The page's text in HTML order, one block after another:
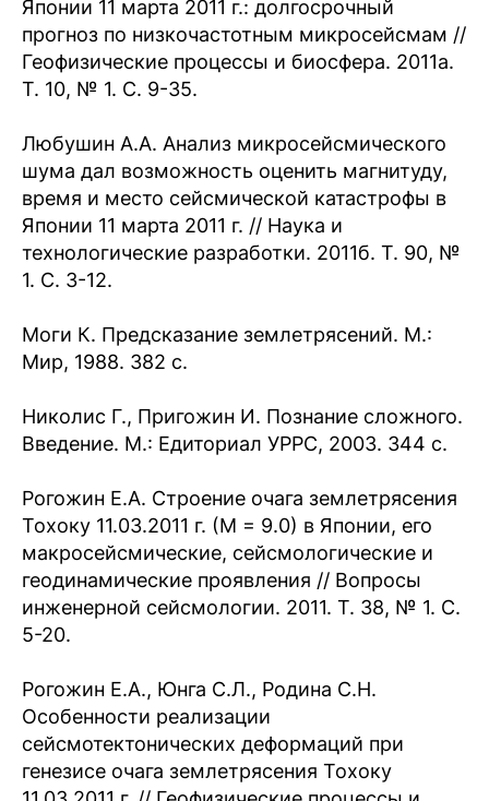
Японии 11 марта 2011 г.: долгосрочный
прогноз по низкочастотным микросейсмам //
Геофизические процессы и биосфера. 2011а.
Т. 10, № 1. С. 9-35.
Любушин А.А. Анализ микросейсмического
шума дал возможность оценить магнитуду,
время и место сейсмической катастрофы в
Японии 11 марта 2011 г. // Наука и
технологические разработки. 2011б. Т. 90, №
1. С. 3-12.
Моги К. Предсказание землетрясений. М.:
Мир, 1988. 382 с.
Николис Г., Пригожин И. Познание сложного.
Введение. М.: Едиториал УРРС, 2003. 344 с.
Рогожин Е.А. Строение очага землетрясения
Тохоку 11.03.2011 г. (М = 9.0) в Японии, его
макросейсмические, сейсмологические и
геодинамические проявления // Вопросы
инженерной сейсмологии. 2011. Т. 38, № 1. С.
5-20.
Рогожин Е.А., Юнга С.Л., Родина С.Н.
Особенности реализации
сейсмотектонических деформаций при
генезисе очага землетрясения Тохоку